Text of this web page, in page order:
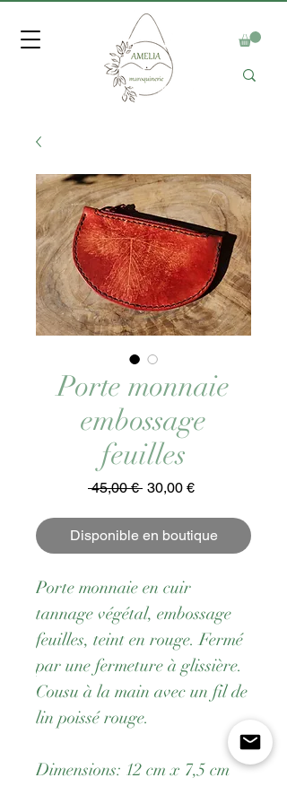
Porte monnaie
embossage
feuilles
45,00 € Prix
30,00 €Prix
Disponible en boutique
Porte monnaie en cuir
tannage végétal, embossage
feuilles, teint en rouge. Fermé
par une fermeture à glissière.
Cousu à la main avec un fil de
lin poissé rouge.
Dimensions: 12 cm x 7,5 cm